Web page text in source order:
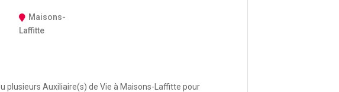
Maisons-
Laffitte
plusieurs Auxiliaire(s) de Vie à Maisons-Laffitte pour